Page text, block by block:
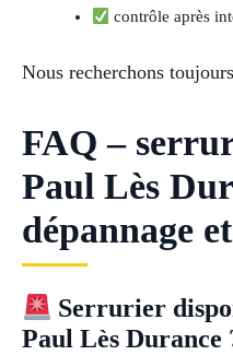
contrôle après
Nous recherchons
FAQ –
Paul Lès
dépannage
Serrurier
Paul Lès Durance